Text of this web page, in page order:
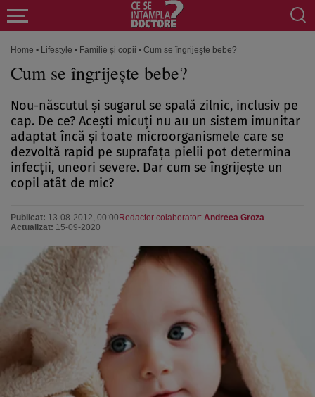
Home • Lifestyle • Familie și copii • Cum se îngrijeşte bebe?
Cum se îngrijeşte bebe?
Nou-născutul şi sugarul se spală zilnic, inclusiv pe
cap. De ce? Aceşti micuţi nu au un sistem imunitar
adaptat încă şi toate microorganismele care se
dezvoltă rapid pe suprafaţa pielii pot determina
infecţii, uneori severe. Dar cum se îngrijeşte un
copil atât de mic?
Publicat: 13-08-2012, 00:00
Actualizat: 15-09-2020
Redactor colaborator: Andreea Groza